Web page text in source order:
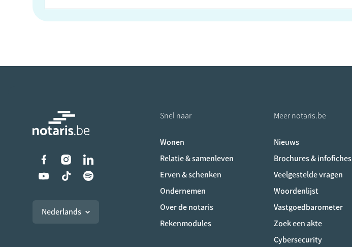
Liens vers les réseaux sociaux
Nederlands
Snel naar
Wonen
Relatie & samenleven
Erven & schenken
Ondernemen
Over de notaris
Rekenmodules
Meer notaris.be
Nieuws
Brochures & infofiches
Veelgestelde vragen
Woordenlijst
Vastgoedbarometer
Zoek een akte
Cybersecurity